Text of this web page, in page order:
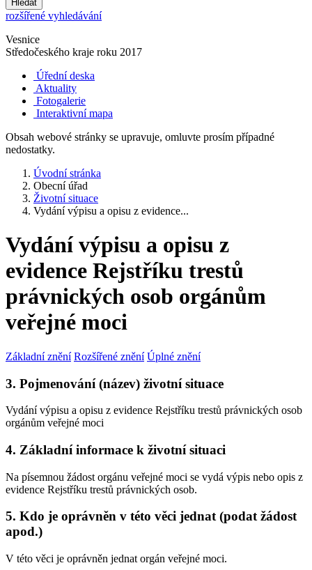
Hledat
rozšířené vyhledávání
Vesnice
Středočeského kraje roku 2017
Úřední deska
Aktuality
Fotogalerie
Interaktivní mapa
Obsah webové stránky se upravuje, omluvte prosím případné
nedostatky.
Úvodní stránka
Obecní úřad
Životní situace
Vydání výpisu a opisu z evidence...
Vydání výpisu a opisu z
evidence Rejstříku trestů
právnických osob orgánům
veřejné moci
Základní znění Rozšířené znění Úplné znění
3. Pojmenování (název) životní situace
Vydání výpisu a opisu z evidence Rejstříku trestů právnických osob
orgánům veřejné moci
4. Základní informace k životní situaci
Na písemnou žádost orgánu veřejné moci se vydá výpis nebo opis z
evidence Rejstříku trestů právnických osob.
5. Kdo je oprávněn v této věci jednat (podat žádost
apod.)
V této věci je oprávněn jednat orgán veřejné moci.